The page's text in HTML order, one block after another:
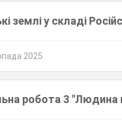
землі у складі
2025
робота 3 "Людина